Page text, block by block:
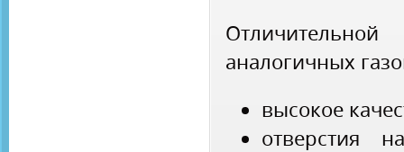
аналогичных
высокое
отверстия